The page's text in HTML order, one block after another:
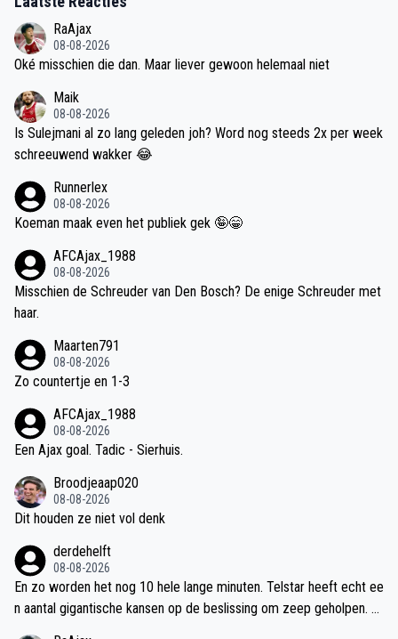
RaAjax
08-08-2026
Oké misschien die dan. Maar liever gewoon helemaal niet
Maik
08-08-2026
Is Sulejmani al zo lang geleden joh? Word nog steeds 2x per week
schreeuwend wakker 😂
Runnerlex
08-08-2026
Koeman maak even het publiek gek 🤪😁
AFCAjax_1988
08-08-2026
Misschien de Schreuder van Den Bosch? De enige Schreuder met
haar.
Maarten791
08-08-2026
Zo countertje en 1-3
AFCAjax_1988
08-08-2026
Een Ajax goal. Tadic - Sierhuis.
Broodjeaap020
08-08-2026
Dit houden ze niet vol denk
derdehelft
08-08-2026
En zo worden het nog 10 hele lange minuten. Telstar heeft echt ee
n aantal gigantische kansen op de beslissing om zeep geholpen. Bi